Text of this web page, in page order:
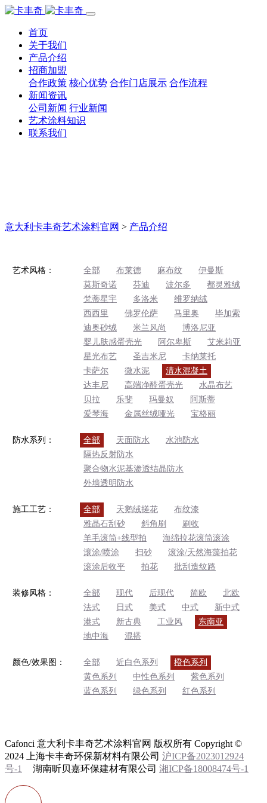
首页
关于我们
产品介绍
招商加盟
合作政策 核心优势 合作门店展示 合作流程
新闻资讯
公司新闻 行业新闻
艺术涂料知识
联系我们
意大利卡丰奇艺术涂料官网 > 产品介绍
艺术风格： 全部 布莱德 麻布纹
伊曼斯
莫斯奇诺
芬迪 波尔多
都灵雅绒
梵蒂星宇
多洛米
维罗纳绒
西西里
佛罗伦萨 马里奥
毕加索
迪奥砂绒
米兰风尚
博洛尼亚
婴儿肤感蛋壳光
阿尔卑斯
艾米莉亚
星光布艺
圣吉米尼
卡纳莱托
卡萨尔
微水泥
清水混凝土
达丰尼
高端净醛蛋壳光
水晶布艺
贝拉
乐斐 玛曼奴
阿斯蒂
爱琴海
金属丝绒哑光 宝格丽
防水系列： 全部 天面防水
水池防水
隔热反射防水
聚合物水泥基渗透结晶防水
外墙透明防水
施工工艺： 全部 天鹅绒搓花
布纹漆
雅晶石刮砂
斜角刷
刷收
羊毛滚筒+线型拍
海绵拉花滚筒滚涂
滚涂/喷涂
扫砂
滚涂/天然海藻拍花
滚涂后收平
拍花 批刮造纹路
装修风格： 全部 现代 后现代 简欧
北欧
法式
日式 美式 中式
新中式
港式
新古典 工业风
东南亚
地中海
混搭
颜色/效果图： 全部 近白色系列
橙色系列
黄色系列
中性色系列
紫色系列
蓝色系列
绿色系列 红色系列
Cafonci 意大利卡丰奇艺术涂料官网 版权所有 Copyright ©
2024 上海卡丰奇环保新材料有限公司 沪ICP备2023012924
号-1
湖南昕贝嘉环保建材有限公司 湘ICP备18008474号-1